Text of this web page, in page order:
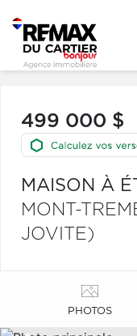
499 000 $
MAISON À
MONT-
JOVITE)
PHOTOS